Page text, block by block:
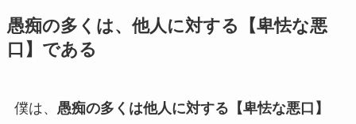
愚痴の多くは、他人に対する【卑怯な悪
口】である
僕は、 愚痴の多くは他人に対する【卑怯な悪口】